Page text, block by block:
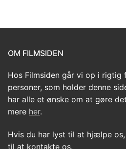
OM FILMSIDEN
Hos Filmsiden går vi op i rigtig
personer, som holder denne
har alle et ønske om at gøre
mere her.
Hvis du har lyst til at hjælpe
til at kontakte os.